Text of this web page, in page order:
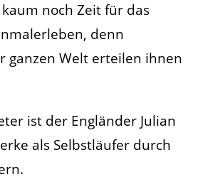
noch Zeit für das
denn
ganzen Welt erteilen ihnen
ist der Engländer Julian
als Selbstläufer durch